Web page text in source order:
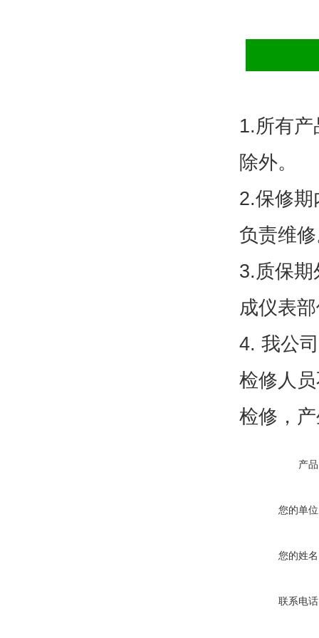
1.所有
除外。
2.保修期
负责维
3.质保
成仪表
4. 我公
检修人
检修，
产
您的单
您的姓
联系电